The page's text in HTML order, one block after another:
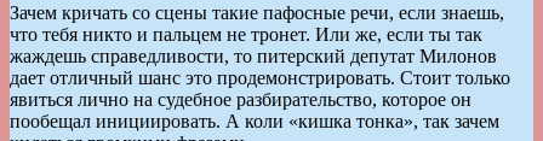
Зачем кричать со сцены такие пафосные речи, если знаешь,
что тебя никто и пальцем не тронет. Или же, если ты так
жаждешь справедливости, то питерский депутат Милонов
дает отличный шанс это продемонстрировать. Стоит только
явиться лично на судебное разбирательство, которое он
пообещал инициировать. А коли «кишка тонка», так зачем